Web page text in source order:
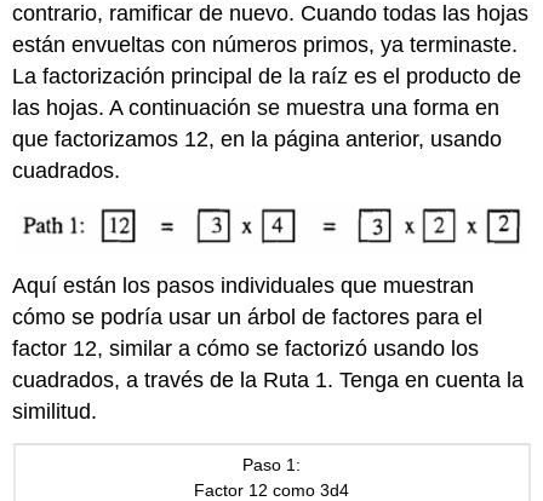
contrario, ramificar de nuevo. Cuando todas las hojas
están envueltas con números primos, ya terminaste.
La factorización principal de la raíz es el producto de
las hojas. A continuación se muestra una forma en
que factorizamos 12, en la página anterior, usando
cuadrados.
Aquí están los pasos individuales que muestran
cómo se podría usar un árbol de factores para el
factor 12, similar a cómo se factorizó usando los
cuadrados, a través de la Ruta 1. Tenga en cuenta la
similitud.
Paso 1:
Factor 12 como 3d4